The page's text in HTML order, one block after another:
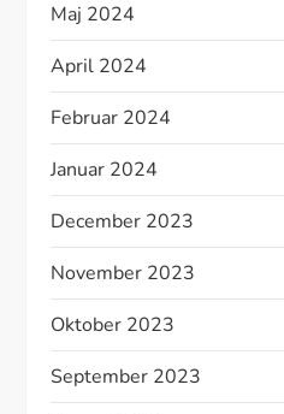
Maj 2024
April 2024
Februar 2024
Januar 2024
December 2023
November 2023
Oktober 2023
September 2023